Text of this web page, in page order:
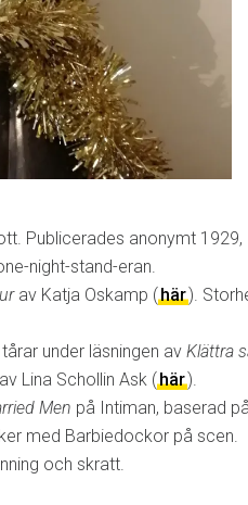
Publicerades anonymt 1929,
night-stand-eran.
av Katja Oskamp (här).
under läsningen av Klättra
av Lina Schollin Ask (här).
Men på Intiman, baserad
med Barbiedockor på scen.
och skratt.